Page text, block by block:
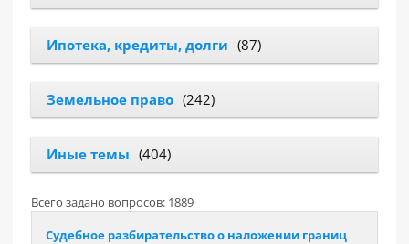
Ипотека, кредиты, долги (87)
Земельное право (242)
Иные темы (404)
Всего задано вопросов: 1889
Судебное разбирательство о наложении границ